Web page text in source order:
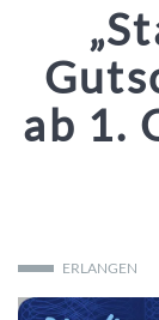
ab 1.
ERLANGEN